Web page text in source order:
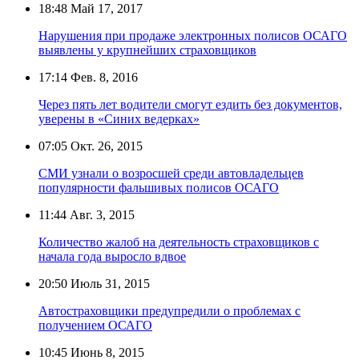
18:48 Май 17, 2017
Нарушения при продаже электронных полисов ОСАГО
выявлены у крупнейших страховщиков
17:14 Фев. 8, 2016
Через пять лет водители смогут ездить без документов,
уверены в «Синих ведерках»
07:05 Окт. 26, 2015
СМИ узнали о возросшей среди автовладельцев
популярности фальшивых полисов ОСАГО
11:44 Авг. 3, 2015
Количество жалоб на деятельность страховщиков с
начала года выросло вдвое
20:50 Июль 31, 2015
Автостраховщики предупредили о проблемах с
получением ОСАГО
10:45 Июнь 8, 2015